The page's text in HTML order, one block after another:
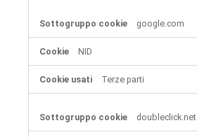
google.com
NID
Terze parti
doubleclick.net